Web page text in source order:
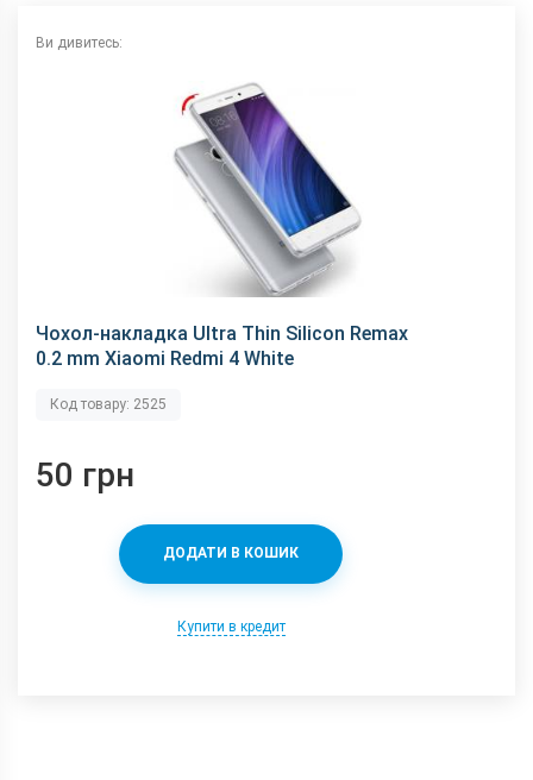
Ви дивитесь:
Чохол-накладка Ultra Thin Silicon Remax
0.2 mm Xiaomi Redmi 4 White
Код товару: 2525
50 грн
ДОДАТИ В КОШИК
Купити в кредит